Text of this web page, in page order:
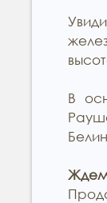
В
Ждем